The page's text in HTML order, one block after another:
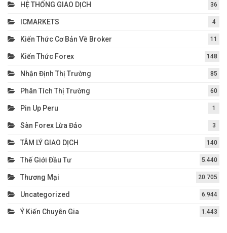
HỆ THỐNG GIAO DỊCH 36
ICMARKETS 4
Kiến Thức Cơ Bản Về Broker 11
Kiến Thức Forex 148
Nhận Định Thị Trường 85
Phân Tích Thị Trường 60
Pin Up Peru 1
Sàn Forex Lừa Đảo 3
TÂM LÝ GIAO DỊCH 140
Thế Giới Đầu Tư 5.440
Thương Mại 20.705
Uncategorized 6.944
Ý Kiến Chuyên Gia 1.443